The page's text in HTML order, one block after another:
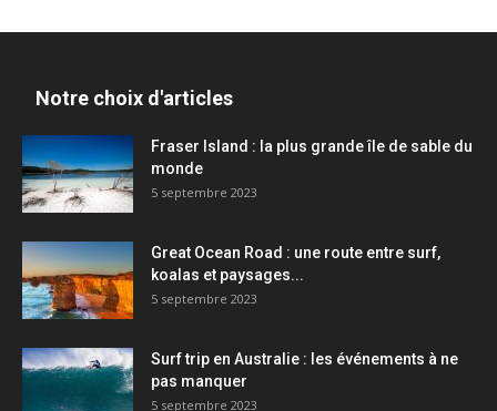
Notre choix d'articles
Fraser Island : la plus grande île de sable du
monde
5 septembre 2023
Great Ocean Road : une route entre surf,
koalas et paysages...
5 septembre 2023
Surf trip en Australie : les événements à ne
pas manquer
5 septembre 2023